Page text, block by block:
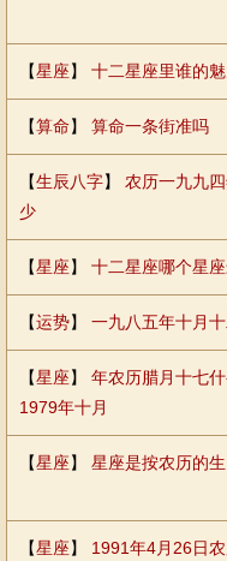
【星座】 十二星座里谁的
【算命】 算命一条街准吗
【生辰八字】 农历一九九
少
【星座】 十二星座哪个星
【运势】 一九八五年十月
【星座】 年农历腊月十七
1979年十月
【星座】 星座是按农历的
【星座】 1991年4月26日